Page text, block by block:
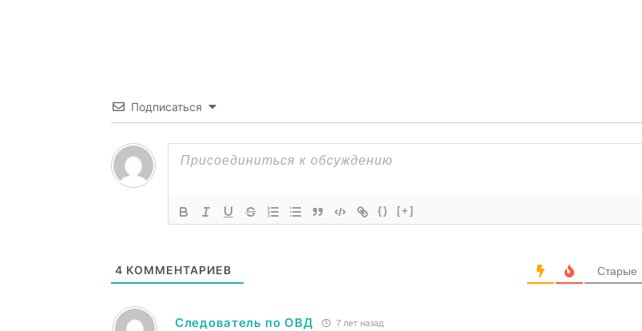
Подписаться
{} [+]
4 КОММЕНТАРИЕВ Старые
Следователь по ОВД 7 лет назад